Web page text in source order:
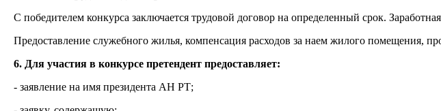
С победителем конкурса заключается трудовой договор на определенный срок.
Предоставление служебного жилья, компенсация расходов за наем жилого помещения,
6. Для участия в конкурсе претендент предоставляет:
- заявление на имя президента АН РТ;